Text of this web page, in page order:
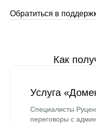
Обратиться в
Как
Услуга
Специалисты
переговоры с